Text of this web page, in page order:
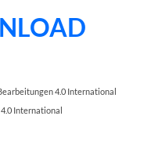
4.0 International
International